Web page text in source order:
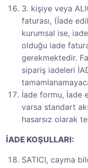
3. kişiye veya
faturası, (İade
kurumsal ise,
olduğu iade
gerekmektedir.
sipariş iadeleri
İade formu, İade
varsa standart
hasarsız olarak
İADE KOŞULLARI:
SATICI, cayma